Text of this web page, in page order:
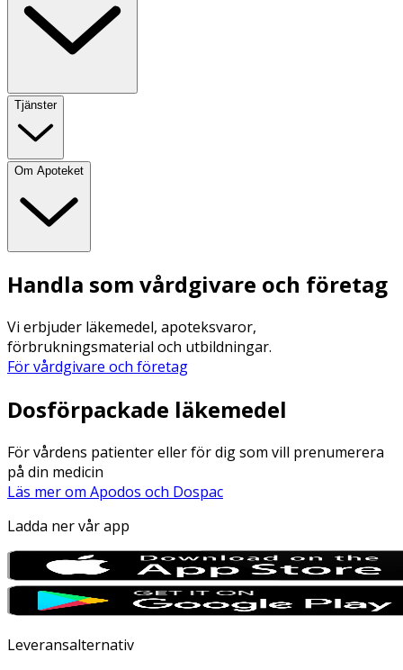
Tjänster
Om Apoteket
Handla som vårdgivare och företag
Vi erbjuder läkemedel, apoteksvaror,
förbrukningsmaterial och utbildningar.
För vårdgivare och företag
Dosförpackade läkemedel
För vårdens patienter eller för dig som vill prenumerera
på din medicin
Läs mer om Apodos och Dospac
Ladda ner vår app
Leveransalternativ